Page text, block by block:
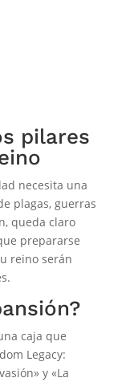
pilares
necesita una
plagas, guerras
queda claro
prepararse
reino serán
caja que
Legacy:
y «La